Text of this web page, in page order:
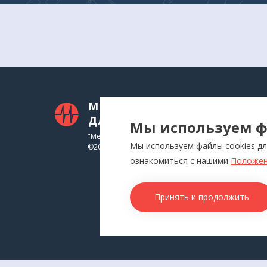
МЕДТЕХНИКА
ДЛЯ ВАС
"Медтехника для Вас"
©2026
Мы используем
Мы используем файлы cookies
ознакомиться с нашими
Принять и продолжить